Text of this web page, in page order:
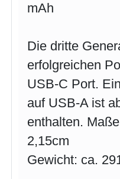
mAh
Die dritte
erfolgreichen
USB-C Port.
auf USB-A ist
enthalten.
2,15cm
Gewicht: ca.